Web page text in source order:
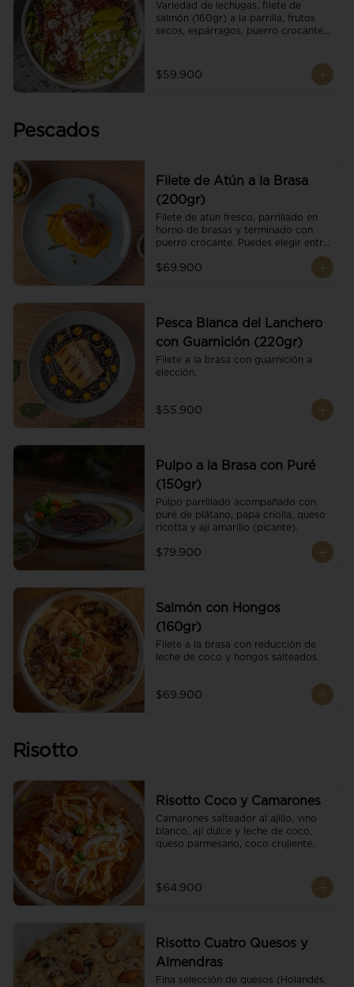
Variedad de lechugas, filete de
salmón (160gr) a la parrilla, frutos
secos, espárragos, puerro crocante,
$59.900
Pescados
Filete de Atún a la Brasa
(200gr)
Filete de atún fresco, parrillado en
horno de brasas y terminado con
puerro crocante. Puedes elegir entre
$69.900
Pesca Blanca del Lanchero
con Guarnición (220gr)
Filete a la brasa con guarnición a
elección.
$55.900
Pulpo a la Brasa con Puré
(150gr)
Pulpo parrillado acompañado con
puré de plátano, papa criolla, queso
ricotta y ají amarillo (picante).
$79.900
Salmón con Hongos
(160gr)
Filete a la brasa con reducción de
leche de coco y hongos salteados.
$69.900
Risotto
Risotto Coco y Camarones
Camarones salteador al ajillo, vino
blanco, ají dulce y leche de coco,
queso parmesano, coco crujiente.
$64.900
Risotto Cuatro Quesos y
Almendras
Fina selección de quesos (Holandés,